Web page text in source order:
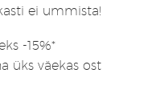
ei ummista!
-15%*
üks väekas ost